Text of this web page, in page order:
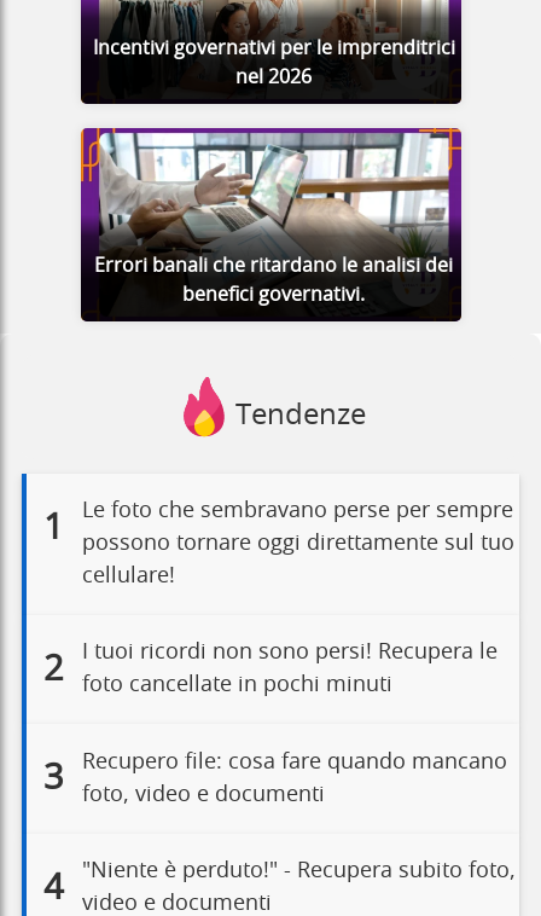
Incentivi governativi per le imprenditrici
nel 2026
Errori banali che ritardano le analisi dei
benefici governativi.
Tendenze
1
Le foto che sembravano perse per sempre
possono tornare oggi direttamente sul tuo
cellulare!
2
I tuoi ricordi non sono persi! Recupera le
foto cancellate in pochi minuti
3
Recupero file: cosa fare quando mancano
foto, video e documenti
4
"Niente è perduto!" - Recupera subito foto,
video e documenti